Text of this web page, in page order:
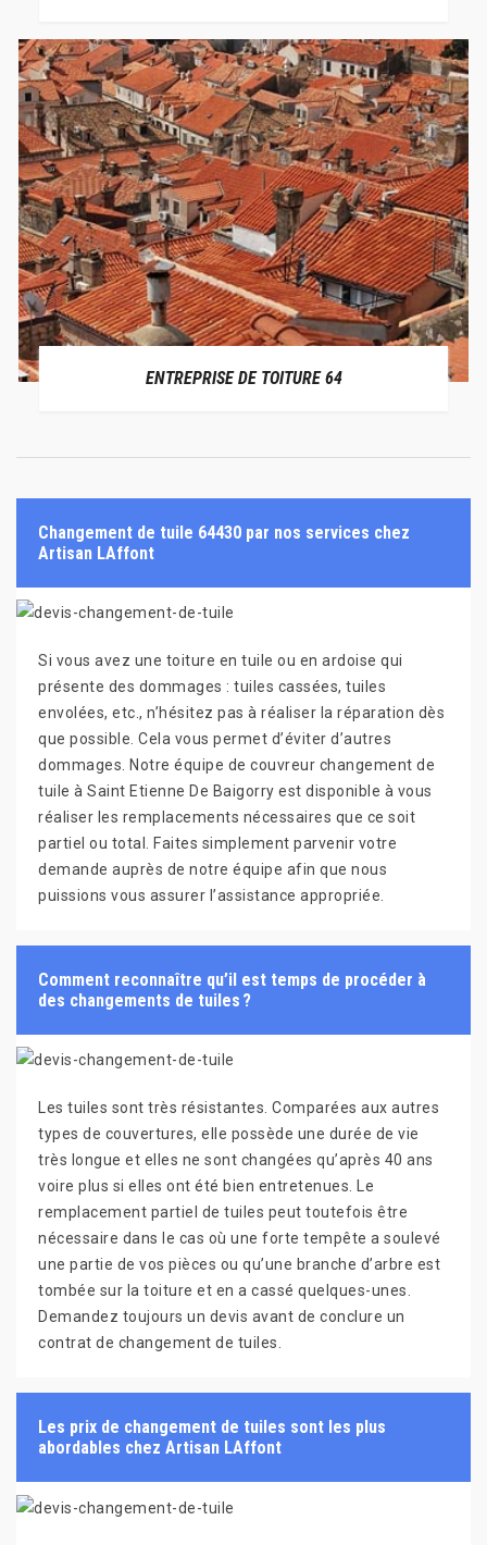
ENTREPRISE DE TOITURE 64
Changement de tuile 64430 par nos services chez
Artisan LAffont
Si vous avez une toiture en tuile ou en ardoise qui
présente des dommages : tuiles cassées, tuiles
envolées, etc., n’hésitez pas à réaliser la réparation dès
que possible. Cela vous permet d’éviter d’autres
dommages. Notre équipe de couvreur changement de
tuile à Saint Etienne De Baigorry est disponible à vous
réaliser les remplacements nécessaires que ce soit
partiel ou total. Faites simplement parvenir votre
demande auprès de notre équipe afin que nous
puissions vous assurer l’assistance appropriée.
Comment reconnaître qu’il est temps de procéder à
des changements de tuiles ?
Les tuiles sont très résistantes. Comparées aux autres
types de couvertures, elle possède une durée de vie
très longue et elles ne sont changées qu’après 40 ans
voire plus si elles ont été bien entretenues. Le
remplacement partiel de tuiles peut toutefois être
nécessaire dans le cas où une forte tempête a soulevé
une partie de vos pièces ou qu’une branche d’arbre est
tombée sur la toiture et en a cassé quelques-unes.
Demandez toujours un devis avant de conclure un
contrat de changement de tuiles.
Les prix de changement de tuiles sont les plus
abordables chez Artisan LAffont